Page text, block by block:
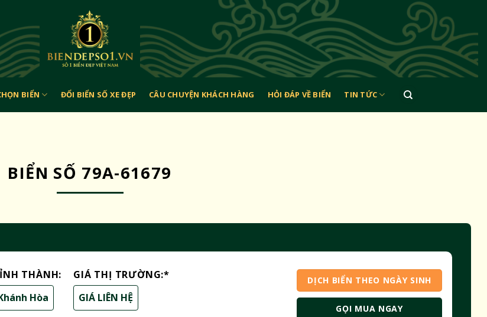
BIỂN ĐỔI BIỂN SỐ XE ĐẸP CÂU CHUYỆN KHÁCH HÀNG HỎI ĐÁP VỀ BIỂN TIN TỨC
BIỂN SỐ 79A-61679
THÀNH:
Hòa
GIÁ THỊ TRƯỜNG:*
GIÁ LIÊN HỆ
DỊCH BIỂN THEO NGÀY SINH
GỌI MUA NGAY